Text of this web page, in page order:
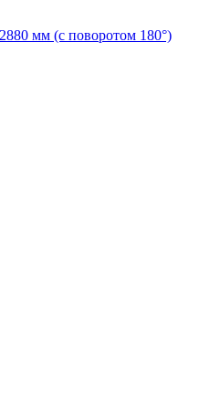
мм (c поворотом 180°)